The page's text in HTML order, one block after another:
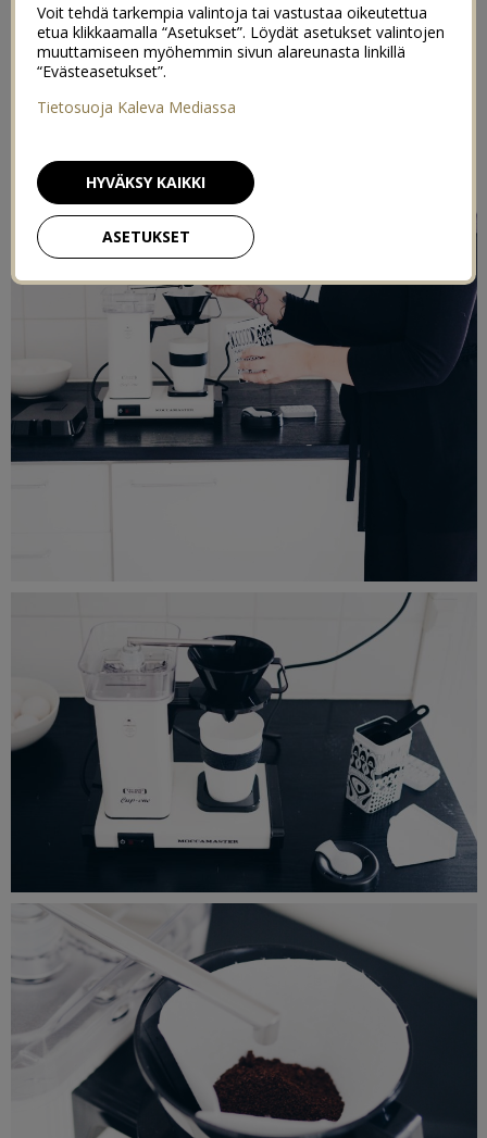
Voit tehdä tarkempia valintoja tai vastustaa oikeutettua
etua klikkaamalla “Asetukset”. Löydät asetukset valintojen
muuttamiseen myöhemmin sivun alareunasta linkillä
“Evästeasetukset”.
Tietosuoja Kaleva Mediassa
ASETUKSET
HYVÄKSY KAIKKI